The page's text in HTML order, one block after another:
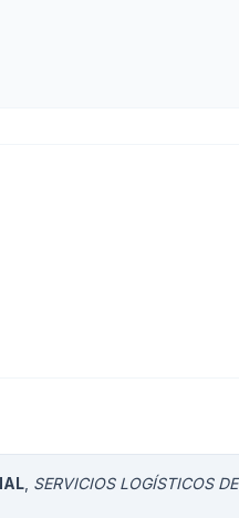
SERVICIOS LOGÍSTICOS DE